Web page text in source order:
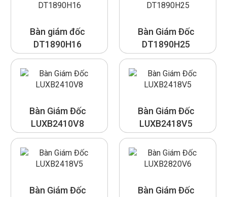
Bàn giám đốc
DT1890H16
Bàn Giám Đốc
DT1890H25
Bàn Giám Đốc
LUXB2410V8
Bàn Giám Đốc
LUXB2418V5
Bàn Giám Đốc
Bàn Giám Đốc